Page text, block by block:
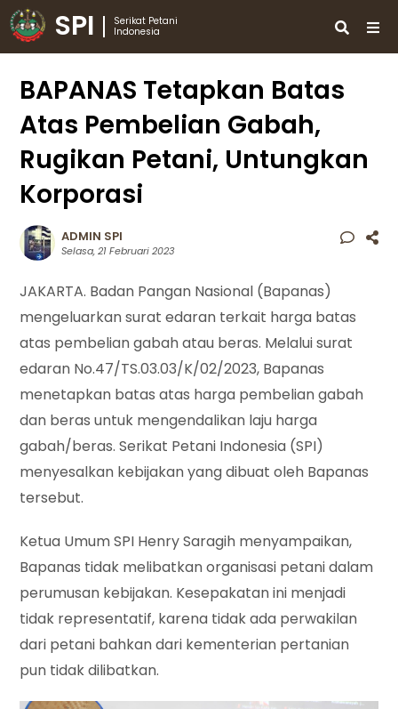
SPI
Serikat Petani
Indonesia
BAPANAS Tetapkan Batas
Atas Pembelian Gabah,
Rugikan Petani, Untungkan
Korporasi
ADMIN SPI
Selasa, 21 Februari 2023
JAKARTA. Badan Pangan Nasional (Bapanas)
mengeluarkan surat edaran terkait harga batas
atas pembelian gabah atau beras. Melalui surat
edaran No.47/TS.03.03/K/02/2023, Bapanas
menetapkan batas atas harga pembelian gabah
dan beras untuk mengendalikan laju harga
gabah/beras. Serikat Petani Indonesia (SPI)
menyesalkan kebijakan yang dibuat oleh Bapanas
tersebut.
Ketua Umum SPI Henry Saragih menyampaikan,
Bapanas tidak melibatkan organisasi petani dalam
perumusan kebijakan. Kesepakatan ini menjadi
tidak representatif, karena tidak ada perwakilan
dari petani bahkan dari kementerian pertanian
pun tidak dilibatkan.